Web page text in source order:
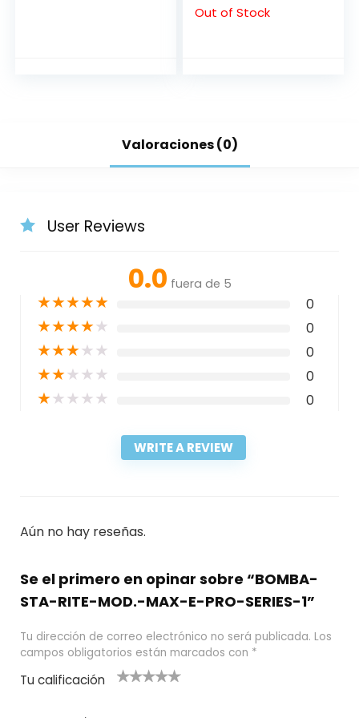
Out of Stock
Valoraciones (0)
User Reviews
0.0 fuera de 5
★★★★★ 0
★★★★★ 0
★★★★★ 0
★★★★★ 0
★★★★★ 0
WRITE A REVIEW
Aún no hay reseñas.
Se el primero en opinar sobre “BOMBA-
STA-RITE-MOD.-MAX-E-PRO-SERIES-1”
Tu dirección de correo electrónico no será publicada. Los
campos obligatorios están marcados con *
Tu calificación